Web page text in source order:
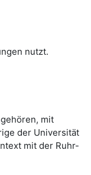
nutzt.
mit
der Universität
mit der Ruhr-